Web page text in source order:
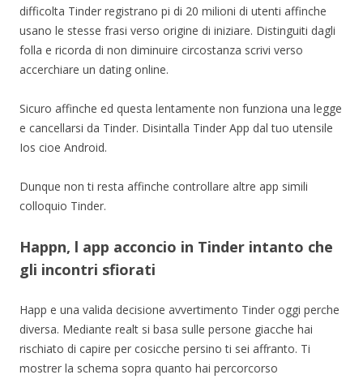
difficolta Tinder registrano pi di 20 milioni di utenti affinche
usano le stesse frasi verso origine di iniziare. Distinguiti dagli
folla e ricorda di non diminuire circostanza scrivi verso
accerchiare un dating online.
Sicuro affinche ed questa lentamente non funziona una legge
e cancellarsi da Tinder. Disintalla Tinder App dal tuo utensile
Ios cioe Android.
Dunque non ti resta affinche controllare altre app simili
colloquio Tinder.
Happn, l app acconcio in Tinder intanto che
gli incontri sfiorati
Happ e una valida decisione avvertimento Tinder oggi perche
diversa. Mediante realt si basa sulle persone giacche hai
rischiato di capire per cosicche persino ti sei affranto. Ti
mostrer la schema sopra quanto hai percorcorso